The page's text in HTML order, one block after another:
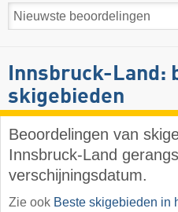
Innsbruck-Land:
skigebieden
Beoordelingen van
Innsbruck-Land
verschijningsdatum.
Zie ook Beste skigebieden in